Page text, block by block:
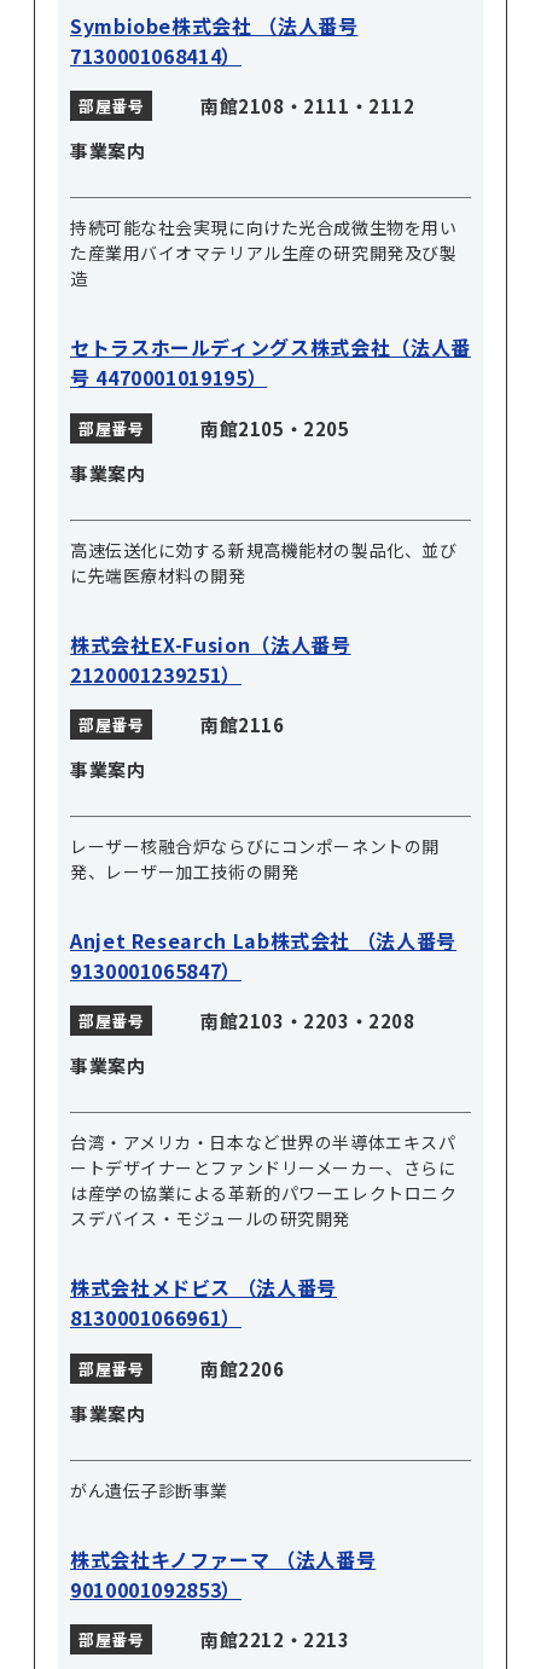
Symbiobe株式会社 （法人番号
7130001068414）
部屋番号
南館2108・2111・2112
事業案内
持続可能な社会実現に向けた光合成微生物を用い
た産業用バイオマテリアル生産の研究開発及び製
造
セトラスホールディングス株式会社（法人番
号 4470001019195）
部屋番号
南館2105・2205
事業案内
高速伝送化に効する新規高機能材の製品化、並び
に先端医療材料の開発
株式会社EX-Fusion（法人番号
2120001239251）
部屋番号
南館2116
事業案内
レーザー核融合炉ならびにコンポーネントの開
発、レーザー加工技術の開発
Anjet Research Lab株式会社 （法人番号
9130001065847）
部屋番号
南館2103・2203・2208
事業案内
台湾・アメリカ・日本など世界の半導体エキスパ
ートデザイナーとファンドリーメーカー、さらに
は産学の協業による革新的パワーエレクトロニク
スデバイス・モジュールの研究開発
株式会社メドビス （法人番号
8130001066961）
部屋番号
南館2206
事業案内
がん遺伝子診断事業
株式会社キノファーマ （法人番号
9010001092853）
部屋番号
南館2212・2213